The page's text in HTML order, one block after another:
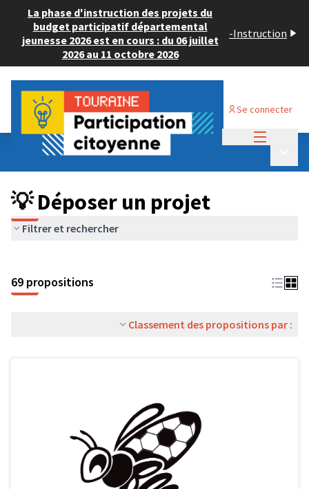
La phase d'instruction des projets du
budget participatif départemental
jeunesse 2026 est en cours : du 06 juillet
2026 au 11 octobre 2026
-Instruction
Se connecter
Budget Participatif ADULTE 2024
💡 Déposer un projet
💡 Déposer un projet
Filtrer et rechercher
69 propositions
Classement des propositions par :